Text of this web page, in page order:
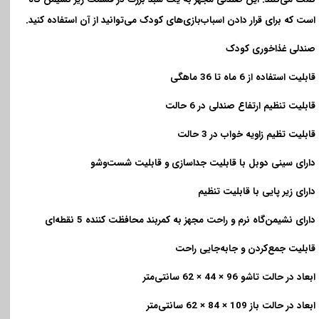
است که برای قرار دادن اسباب‌بازی‌های کودک می‌توانید از آن استفاده کنید.
صندلی غذاخوری کودک
قابلیت استفاده از 6 ماه تا 36 ماهگی
قابلیت تنظیم ارتفاع صندلی در 6 حالت
قابلیت تظیم زاویه خواب در 3 حالت
دارای سینی دوبل با قابلیت جداسازی و قابلیت شست‌و‌شو
دارای زیر پایی با قابلیت تنظیم
دارای نشیمن‌گاه نرم و راحت مجهز به کمربند محافظت کننده 5 نقطه‌ای
قابلیت جمع‌کردن و جابه‌جایی راحت
ابعاد در حالت تاشو 96 × 44 × 62 سانتی‌متر
ابعاد در حالت باز 109 × 84 × 62 سانتی‌متر